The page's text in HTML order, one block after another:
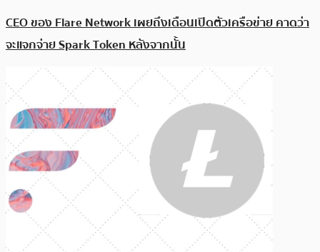
CEO ของ Flare Network เผยถึงเดือนเปิดตัวเครือข่าย คาดว่า
จะแจกจ่าย Spark Token หลังจากนั้น